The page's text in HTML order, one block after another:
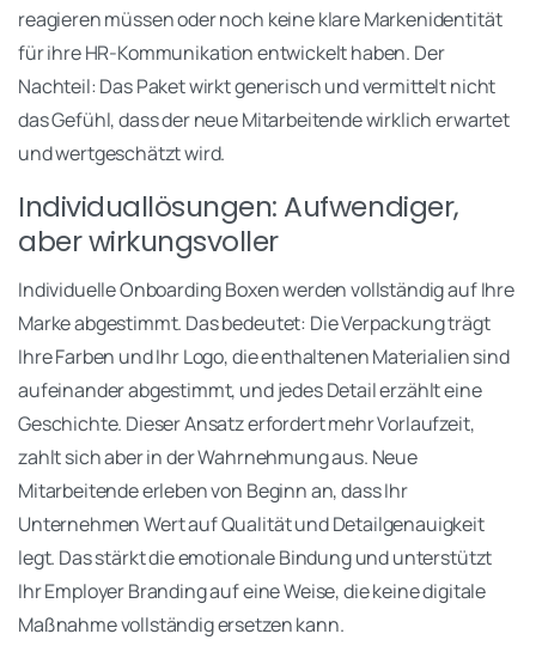
reagieren müssen oder noch keine klare Markenidentität
für ihre HR-Kommunikation entwickelt haben. Der
Nachteil: Das Paket wirkt generisch und vermittelt nicht
das Gefühl, dass der neue Mitarbeitende wirklich erwartet
und wertgeschätzt wird.
Individuallösungen: Aufwendiger,
aber wirkungsvoller
Individuelle Onboarding Boxen werden vollständig auf Ihre
Marke abgestimmt. Das bedeutet: Die Verpackung trägt
Ihre Farben und Ihr Logo, die enthaltenen Materialien sind
aufeinander abgestimmt, und jedes Detail erzählt eine
Geschichte. Dieser Ansatz erfordert mehr Vorlaufzeit,
zahlt sich aber in der Wahrnehmung aus. Neue
Mitarbeitende erleben von Beginn an, dass Ihr
Unternehmen Wert auf Qualität und Detailgenauigkeit
legt. Das stärkt die emotionale Bindung und unterstützt
Ihr Employer Branding auf eine Weise, die keine digitale
Maßnahme vollständig ersetzen kann.